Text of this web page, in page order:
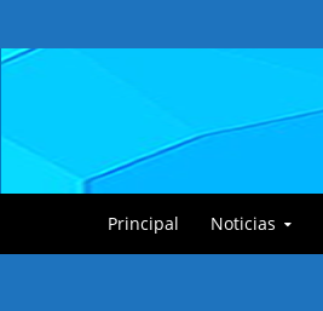
Principal Noticias